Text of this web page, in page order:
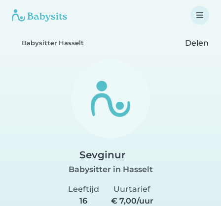
Babysitter Hasselt Delen
Sevginur
Babysitter in Hasselt
Leeftijd
16
Uurtarief
€ 7,00/uur